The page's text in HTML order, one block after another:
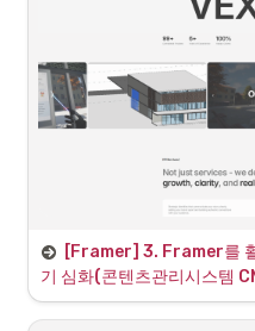
프로젝트 소개 페이지므로
1. 웹 서비스의 동작에
•
홈페이지는 우리가 보여주
는 것들이 포함된다. 이 홈
[Framer] 3. Framer를
기 심화(콘텐츠관리시스템